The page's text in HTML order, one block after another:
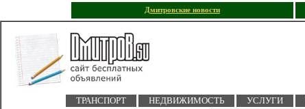
Дмитровские новости
ТРАНСПОРТ НЕДВИЖИМОСТЬ УСЛУГИ